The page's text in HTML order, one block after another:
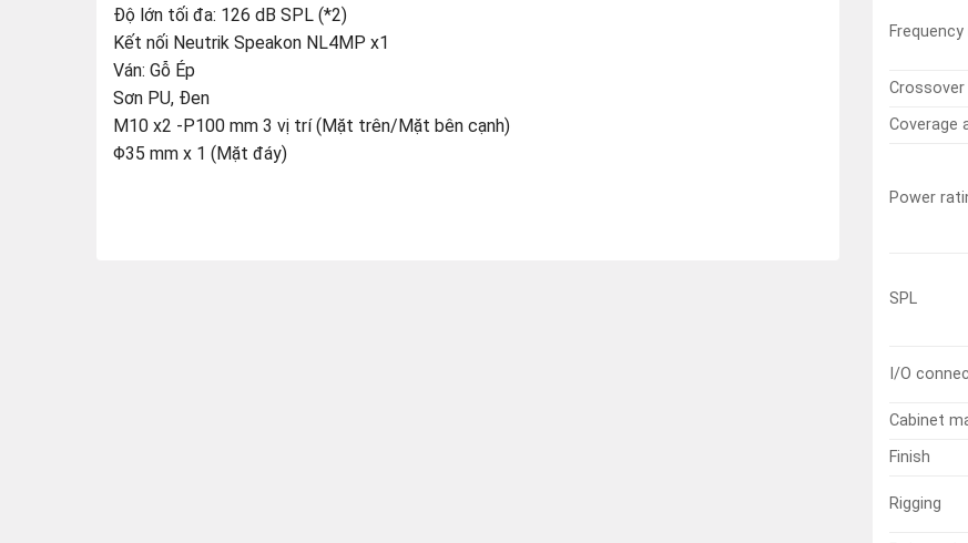
Độ lớn tối đa: 126 dB SPL (*2)
Kết nối Neutrik Speakon NL4MP x1
Ván: Gỗ Ép
Sơn PU, Đen
M10 x2 -P100 mm 3 vị trí (Mặt trên/Mặt bên cạnh)
Φ35 mm x 1 (Mặt đáy)
Crossover
Coverage
Power
SPL
I/O
Cabinet
Finish
Rigging